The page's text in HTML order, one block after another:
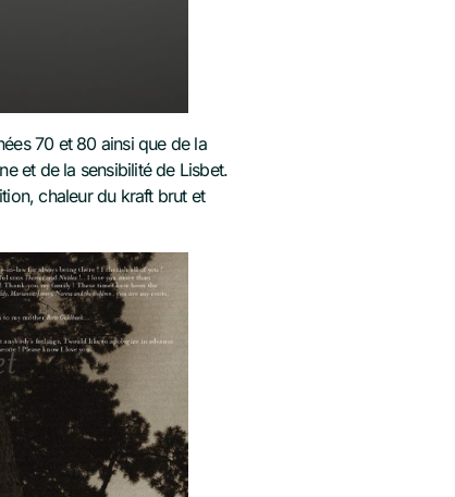
70 et 80 ainsi que de la
et de la sensibilité de Lisbet.
chaleur du kraft brut et